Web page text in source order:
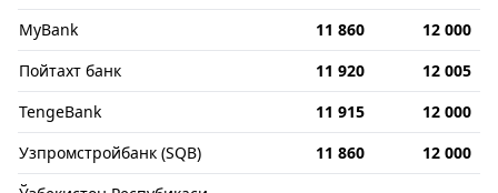
MyBank
11 860
12 000
Пойтахт банк
11 920
12 005
TengeBank
11 915
12 000
Узпромстройбанк (SQB)
11 860
12 000